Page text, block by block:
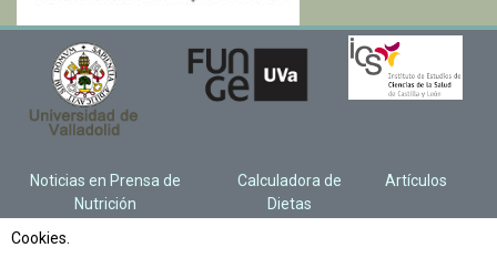
Noticias en Prensa de
Nutrición
Calculadora de
Dietas
Artículos
Cookies.